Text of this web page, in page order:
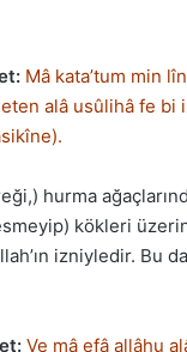
Mâ kata’tum min
alâ usûlihâ fe bi
hurma
kökleri
izniyledir. Bu
Ve mâ efâ allâhu